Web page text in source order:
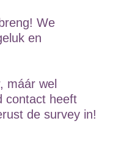
We
en
máár wel
contact heeft
de survey in!